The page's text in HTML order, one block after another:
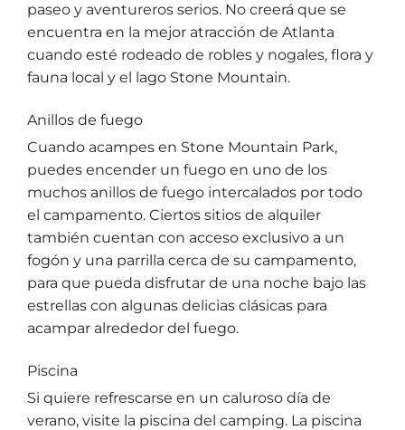
paseo y aventureros serios. No creerá que se
encuentra en la mejor atracción de Atlanta
cuando esté rodeado de robles y nogales, flora y
fauna local y el lago Stone Mountain.
Anillos de fuego
Cuando acampes en Stone Mountain Park,
puedes encender un fuego en uno de los
muchos anillos de fuego intercalados por todo
el campamento. Ciertos sitios de alquiler
también cuentan con acceso exclusivo a un
fogón y una parrilla cerca de su campamento,
para que pueda disfrutar de una noche bajo las
estrellas con algunas delicias clásicas para
acampar alrededor del fuego.
Piscina
Si quiere refrescarse en un caluroso día de
verano, visite la piscina del camping. La piscina